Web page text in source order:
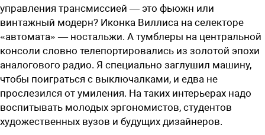
управления трансмиссией — это фьюжн или
винтажный модерн? Иконка Виллиса на селекторе
«автомата» — ностальжи. А тумблеры на центральной
консоли словно телепортировались из золотой эпохи
аналогового радио. Я специально заглушил машину,
чтобы поиграться с выключалками, и едва не
прослезился от умиления. На таких интерьерах надо
воспитывать молодых эргономистов, студентов
художественных вузов и будущих дизайнеров.